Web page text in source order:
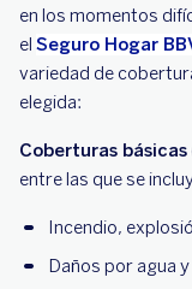
en los momentos
el Seguro Hogar
variedad de
elegida:
Coberturas básicas
entre las que se
Incendio,
Daños por agua